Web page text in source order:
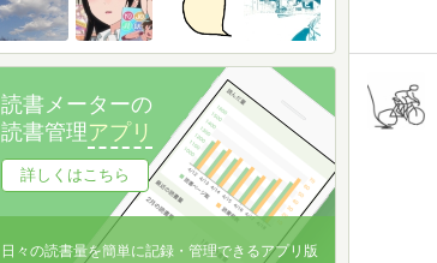
読書メーターの
読書管理アプリ
詳しくはこちら
日々の読書量を簡単に記録・管理できるアプリ版